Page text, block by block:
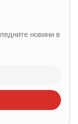
новини в